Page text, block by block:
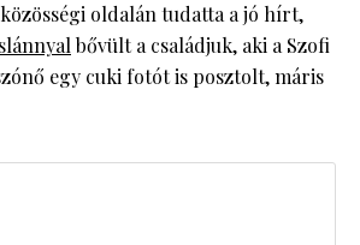
oldalán tudatta a jó hírt,
bővült a családjuk, aki a Szofi
egy cuki fotót is posztolt, máris